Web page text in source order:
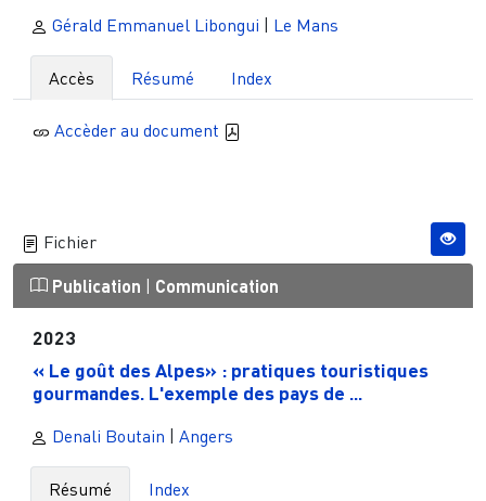
Gérald Emmanuel Libongui Le Mans
Accès Résumé Index
Accèder au document
Fichier
Publication | Communication
2023
« Le goût des Alpes» : pratiques touristiques
gourmandes. L'exemple des pays de ...
Denali Boutain | Angers
Résumé Index